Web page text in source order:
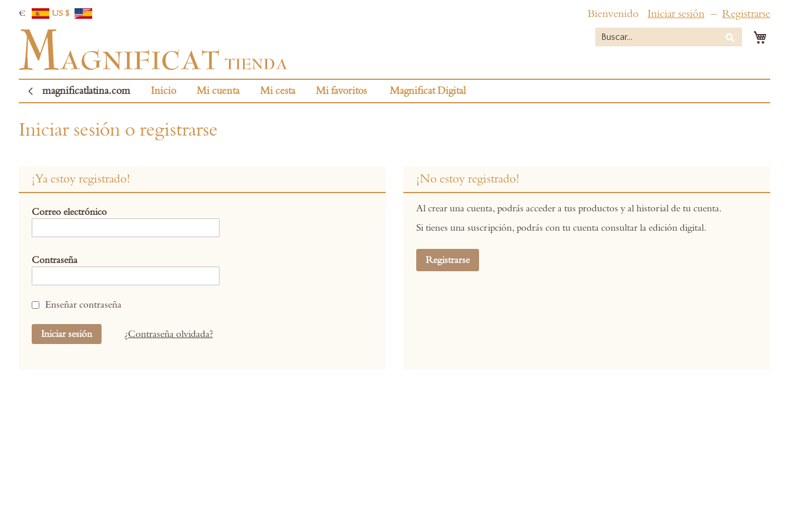
€ US $ Bienvenido Iniciar sesión Registrarse
Buscar
magnificatlatina.com Inicio Mi cuenta Mi cesta Mi favoritos Magnificat Digital
Iniciar sesión o registrarse
¡Ya estoy registrado!
Correo electrónico
Contraseña
Enseñar contraseña
Iniciar sesión ¿Contraseña olvidada?
¡No estoy registrado!
Al crear una cuenta, podrás acceder a tus productos y al historial de tu cuenta.
Si tienes una suscripción, podrás con tu cuenta consultar la edición digital.
Registrarse